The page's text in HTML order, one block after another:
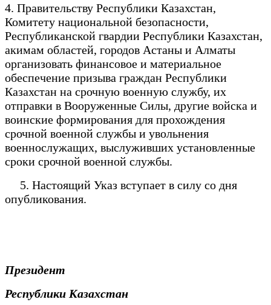
4. Правительству Республики Казахстан,
Комитету национальной безопасности,
Республиканской гвардии Республики Казахстан,
акимам областей, городов Астаны и Алматы
организовать финансовое и материальное
обеспечение призыва граждан Республики
Казахстан на срочную военную службу, их
отправки в Вооруженные Силы, другие войска и
воинские формирования для прохождения
срочной военной службы и увольнения
военнослужащих, выслуживших установленные
сроки срочной военной службы.
5. Настоящий Указ вступает в силу со дня
опубликования.
Президент
Республики Казахстан